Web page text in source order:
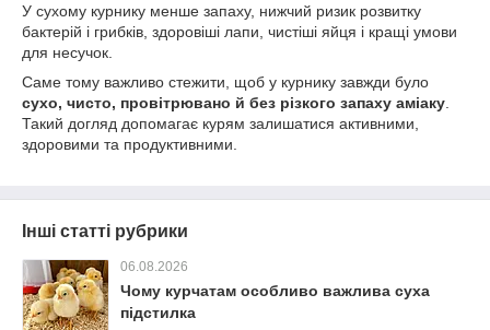
У сухому курнику менше запаху, нижчий ризик розвитку
бактерій і грибків, здоровіші лапи, чистіші яйця і кращі умови
для несучок.
Саме тому важливо стежити, щоб у курнику завжди було
сухо, чисто, провітрювано й без різкого запаху аміаку
Такий догляд допомагає курям залишатися активними,
здоровими та продуктивними.
Інші статті рубрики
06.08.2026
Чому курчатам особливо важлива суха
підстилка